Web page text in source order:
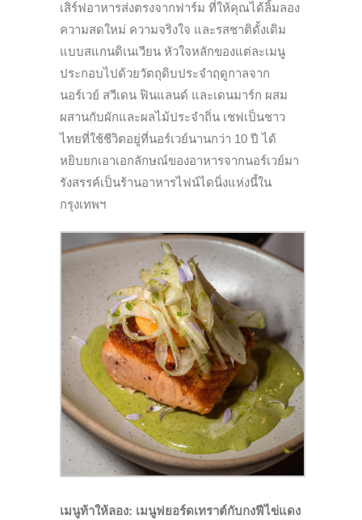
เสิร์ฟอาหารส่งตรงจากฟาร์ม ที่ให้คุณได้ลิ้มลอง
ความสดใหม่ ความจริงใจ และรสชาติดั้งเดิม
แบบสแกนดิเนเวียน หัวใจหลักของแต่ละเมนู
ประกอบไปด้วยวัตถุดิบประจำฤดูกาลจาก
นอร์เวย์ สวีเดน ฟินแลนด์ และเดนมาร์ก ผสม
ผสานกับผักและผลไม้ประจำถิ่น เชฟเป็นชาว
ไทยที่ใช้ชีวิตอยู่ที่นอร์เวย์นานกว่า 10 ปี ได้
หยิบยกเอาเอกลักษณ์ของอาหารจากนอร์เวย์มา
รังสรรค์เป็นร้านอาหารไฟน์ไดนิ่งแห่งนี้ใน
กรุงเทพฯ
เมนูท้าให้ลอง: เมนูฟยอร์ดเทราต์กับกงฟีไข่แดง